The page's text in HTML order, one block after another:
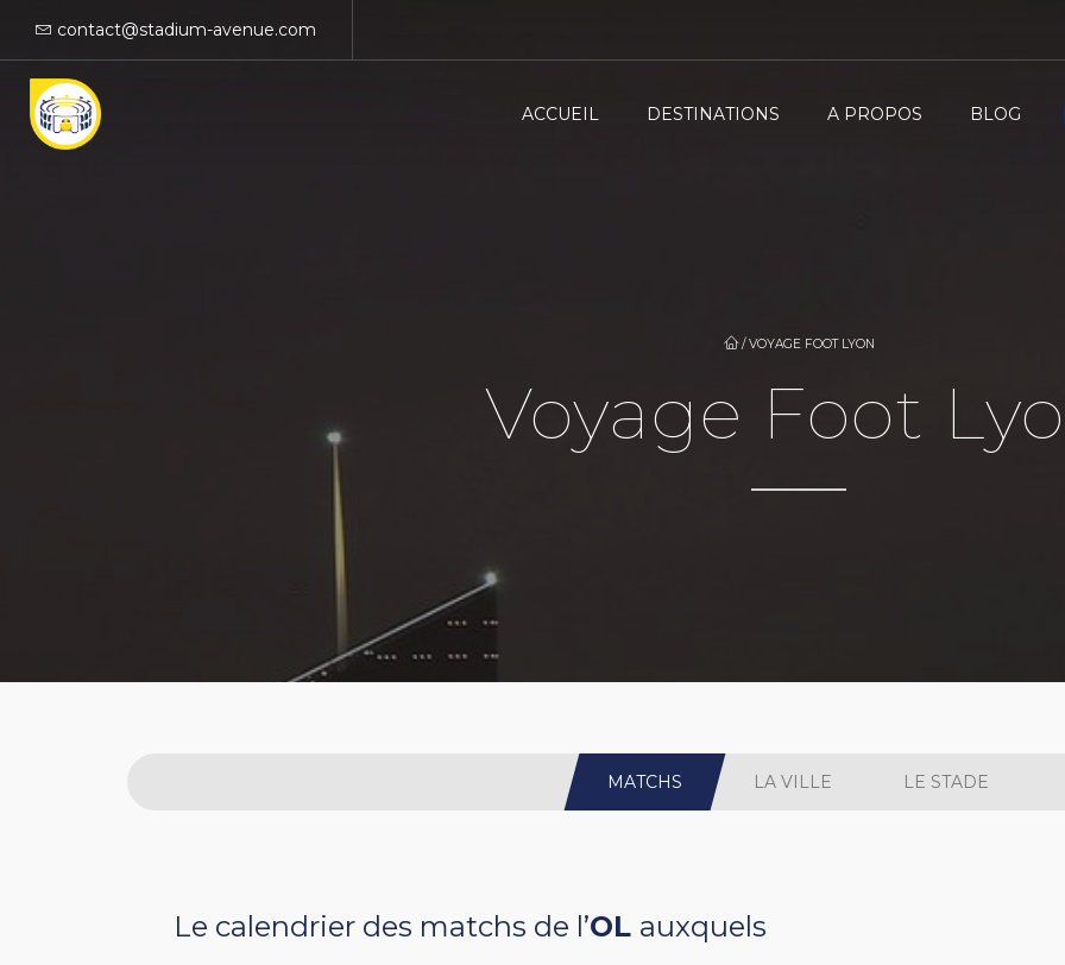
contact@stadium-avenue.com
ACCUEIL DESTINATIONS A PROPOS BLOG
/VOYAGE FOOT LYON
Voyage Foot
MATCHS LA VILLE LE STADE
Le calendrier des matchs de l’OL auxquels